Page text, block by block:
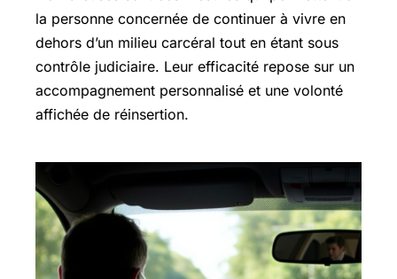
la personne concernée de continuer à vivre en
dehors d’un milieu carcéral tout en étant sous
contrôle judiciaire. Leur efficacité repose sur un
accompagnement personnalisé et une volonté
affichée de réinsertion.